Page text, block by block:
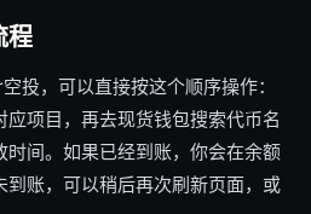
程
投，可以直接按这个顺序操作：
项目，再去现货钱包搜索代币名
间。如果已经到账，你会在余额
到账，可以稍后再次刷新页面，或